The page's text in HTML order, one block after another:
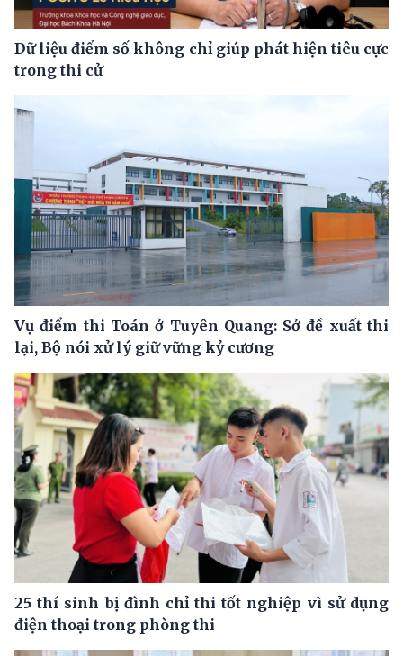
Dữ liệu điểm số không chỉ giúp phát hiện tiêu cực
trong thi cử
Vụ điểm thi Toán ở Tuyên Quang: Sở đề xuất thi
lại, Bộ nói xử lý giữ vững kỷ cương
25 thí sinh bị đình chỉ thi tốt nghiệp vì sử dụng
điện thoại trong phòng thi